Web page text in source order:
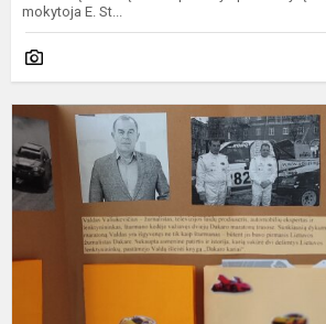
mokytoja E. St...